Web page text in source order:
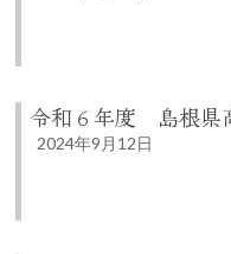
令和６年度 島根県
2024年9月12日